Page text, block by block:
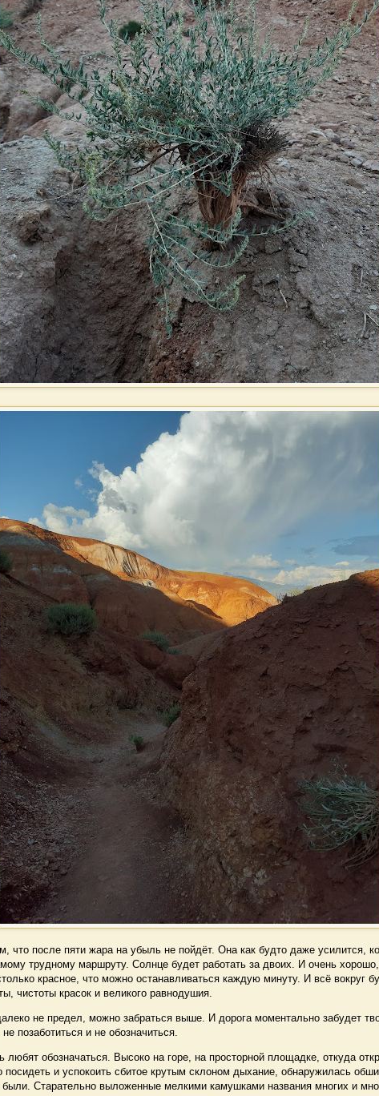
что после пяти жара на убыль не пойдёт. Она как будто даже усилится,
трудному маршруту. Солнце будет работать за двоих. И очень
красное, что можно останавливаться каждую минуту. И всё вокруг
чистоты красок и великого равнодушия.
не предел, можно забраться выше. И дорога моментально забудет
позаботиться и не обозначиться.
обозначаться. Высоко на горе, на просторной площадке, откуда
посидеть и успокоить сбитое крутым склоном дыхание, обнаружилась
Старательно выложенные мелкими камушками названия многих и